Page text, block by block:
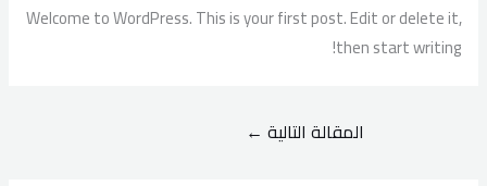
Welcome to WordPress. This is your first post. Edit or delete it,
then start writing!
المقالة التالية ←